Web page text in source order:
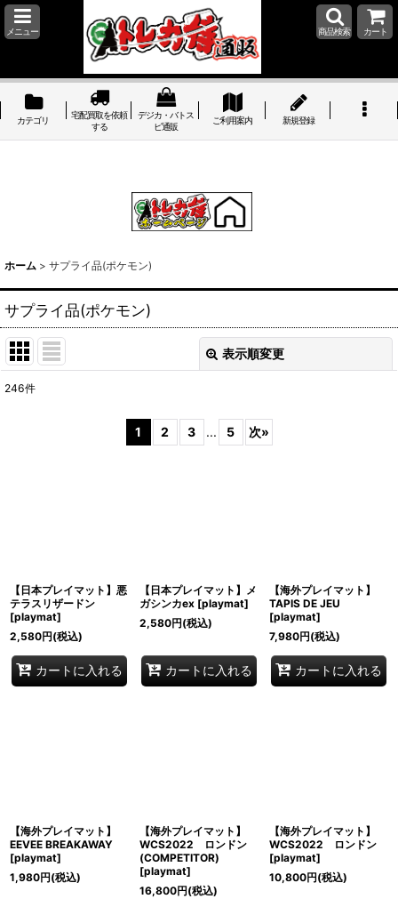
メニュー 商品検索 カート
カテゴリ
宅配買取を依頼
する
デジカ・バトス
ピ通販
ご利用案内 新規登録
ホーム > サプライ品(ポケモン)
サプライ品(ポケモン)
表示順変更
246件
1 2 3 ... 5 次»
【日本プレイマット】悪
テラスリザードン
[playmat]
2,580円(税込)
カートに入れる
【日本プレイマット】メ
ガシンカex [playmat]
2,580円(税込)
カートに入れる
【海外プレイマット】
TAPIS DE JEU
[playmat]
7,980円(税込)
カートに入れる
【海外プレイマット】
EEVEE BREAKAWAY
[playmat]
1,980円(税込)
【海外プレイマット】
WCS2022 ロンドン
(COMPETITOR)
[playmat]
16,800円(税込)
【海外プレイマット】
WCS2022 ロンドン
[playmat]
10,800円(税込)